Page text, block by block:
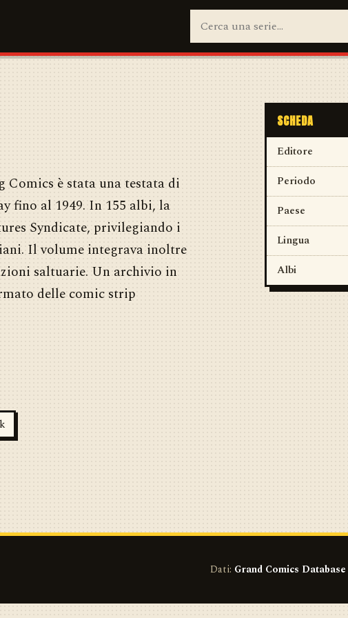
è stata una testata di
fino al 1949. In 155 albi, la
Syndicate, privilegiando i
Il volume integrava inoltre
saltuarie. Un archivio in
delle comic strip
SCHEDA
Editore
Periodo
Paese
Lingua
Albi
Dati: Grand Comics Database